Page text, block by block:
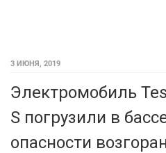
3 ИЮНЯ, 2019
Электромобиль
S погрузили в
опасности